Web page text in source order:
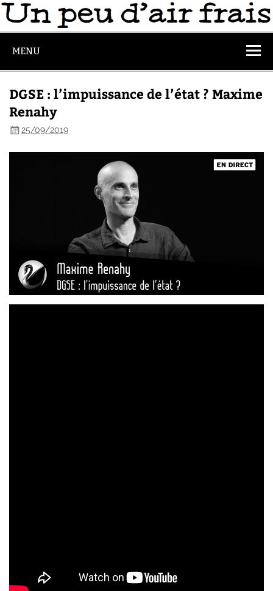
MENU
DGSE : l’impuissance de l’état ? Maxime
Renahy
25/09/2019